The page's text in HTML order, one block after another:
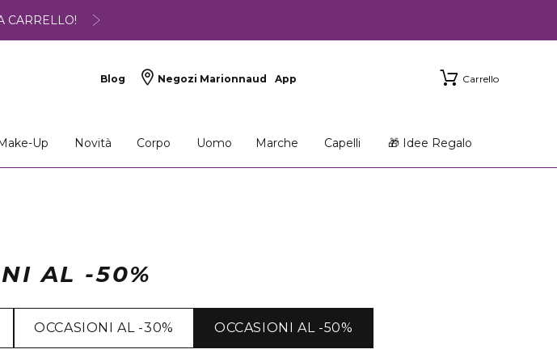
CARRELLO!
Blog Negozi Marionnaud App Carrello
Up Novità Corpo Uomo Marche Capelli 🎁 Idee Regalo
AL -50%
OCCASIONI AL -30% OCCASIONI AL -50%